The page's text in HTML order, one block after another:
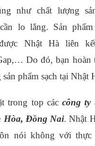
như chất lượng
lo lắng. Sản
Nhật Hà liên
Do đó, bạn hoàn
sản phẩm sạch tại Nhật
trong top cáccông ty
Hòa, Đồng Nai. Nhật
nói không với thực